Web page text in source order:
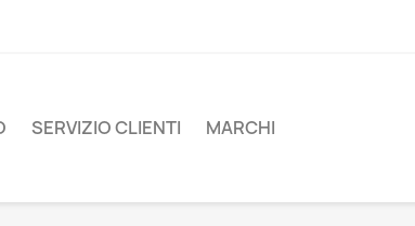
SERVIZIO CLIENTI MARCHI